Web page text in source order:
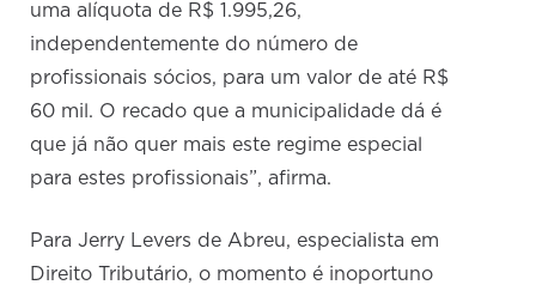
uma alíquota de R$ 1.995,26,
independentemente do número de
profissionais sócios, para um valor de até R$
60 mil. O recado que a municipalidade dá é
que já não quer mais este regime especial
para estes profissionais”, afirma.
Para Jerry Levers de Abreu, especialista em
Direito Tributário, o momento é inoportuno